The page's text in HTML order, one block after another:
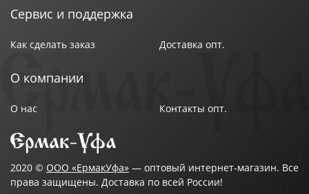
Сервис и поддержка
Как сделать заказ Доставка опт.
О компании
О нас Контакты опт.
2020 © ООО «ЕрмакУфа» — оптовый интернет-магазин. Все
права защищены. Доставка по всей России!